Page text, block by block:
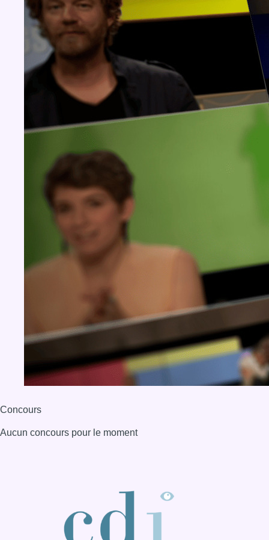
Concours
Aucun concours pour le moment